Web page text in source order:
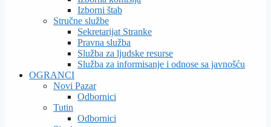
Izborni štab
Stručne službe
Sekretarijat Stranke
Pravna služba
Služba za ljudske resurse
Služba za informisanje i odnose sa javnošću
OGRANCI
Novi Pazar
Odbornici
Tutin
Odbornici